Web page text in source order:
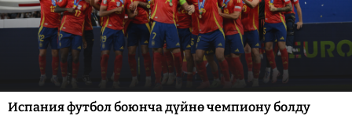
Испания футбол боюнча дүйнө чемпиону болду